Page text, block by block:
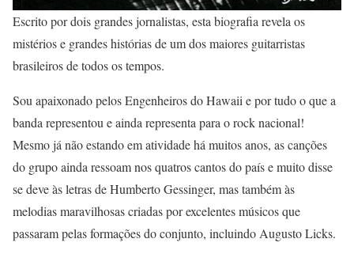
Escrito por dois grandes jornalistas, esta biografia revela os
mistérios e grandes histórias de um dos maiores guitarristas
brasileiros de todos os tempos.
Sou apaixonado pelos Engenheiros do Hawaii e por tudo o que a
banda representou e ainda representa para o rock nacional!
Mesmo já não estando em atividade há muitos anos, as canções
do grupo ainda ressoam nos quatros cantos do país e muito disse
se deve às letras de Humberto Gessinger, mas também às
melodias maravilhosas criadas por excelentes músicos que
passaram pelas formações do conjunto, incluindo Augusto Licks.